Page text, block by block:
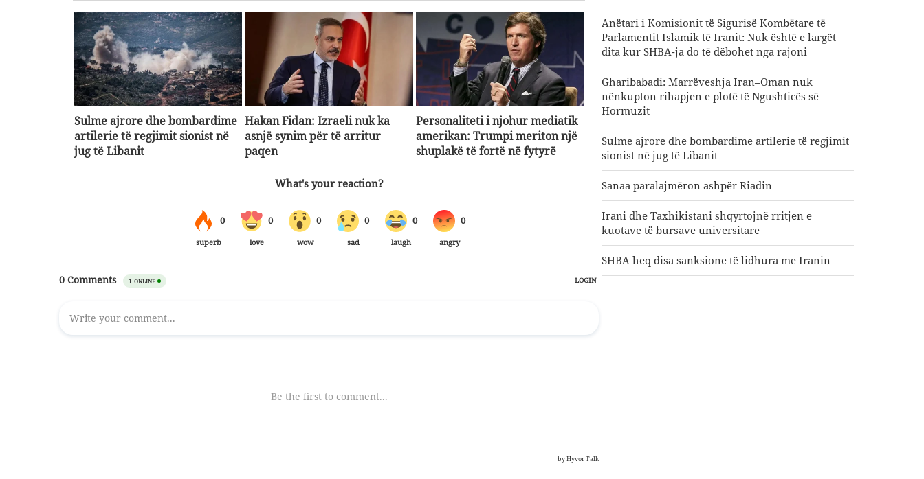
Sulme ajrore dhe bombardime
artilerie të regjimit sionist në
jug të Libanit
Hakan Fidan: Izraeli nuk ka
asnjë synim për të arritur
paqen
Personaliteti i njohur mediatik
amerikan: Trumpi meriton një
shuplakë të fortë në fytyrë
Anëtari i Komisionit të Sigurisë Kombëtare të
Parlamentit Islamik të Iranit: Nuk është e largët
dita kur SHBA-ja do të dëbohet nga rajoni
Gharibabadi: Marrëveshja Iran–Oman nuk
nënkupton rihapjen e plotë të Ngushticës së
Hormuzit
Sulme ajrore dhe bombardime artilerie të regjimit
sionist në jug të Libanit
Sanaa paralajmëron ashpër Riadin
Irani dhe Taxhikistani shqyrtojnë rritjen e
kuotave të bursave universitare
SHBA heq disa sanksione të lidhura me Iranin